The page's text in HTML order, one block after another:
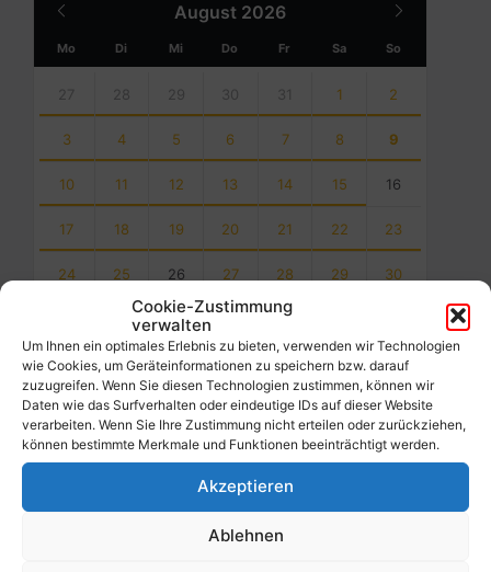
Cookie-Zustimmung
verwalten
Um Ihnen ein optimales Erlebnis zu bieten, verwenden wir Technologien
wie Cookies, um Geräteinformationen zu speichern bzw. darauf
zuzugreifen. Wenn Sie diesen Technologien zustimmen, können wir
Daten wie das Surfverhalten oder eindeutige IDs auf dieser Website
verarbeiten. Wenn Sie Ihre Zustimmung nicht erteilen oder zurückziehen,
können bestimmte Merkmale und Funktionen beeinträchtigt werden.
Akzeptieren
Ablehnen
August 2026
Month
Mo Di Mi Do Fr Sa So
calendar
days
27 28 29 30 31 1 2
3 4 5 6 7 8 9
10 11 12 13 14 15 16
17 18 19 20 21 22 23
24 25 26 27 28 29 30
2 4
Back
to
calendar
days
Filter